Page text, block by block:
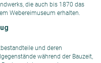
die auch bis 1870 das
Webereimuseum erhalten.
und deren
während der Bauzeit,